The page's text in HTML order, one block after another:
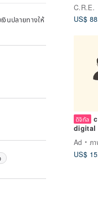
Luck /
C.R.E.
US$
ดิจิทัล
digital
Ad
ภ
US$
งินปลายทางให้